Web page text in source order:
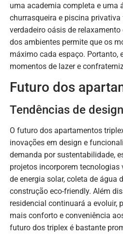
uma academia completa e uma
churrasqueira e piscina
verdadeiro oásis de
dos ambientes permite que os
máximo cada espaço. Portanto,
momentos de lazer e
Futuro dos
Tendências de design
O futuro dos apartamentos
inovações em design e
demanda por sustentabilidade,
projetos incorporem tecnologias
de energia solar, coleta de água
construção eco-friendly. Além
residencial continuará a evoluir,
mais conforto e conveniência
futuro dos triplex é bastante